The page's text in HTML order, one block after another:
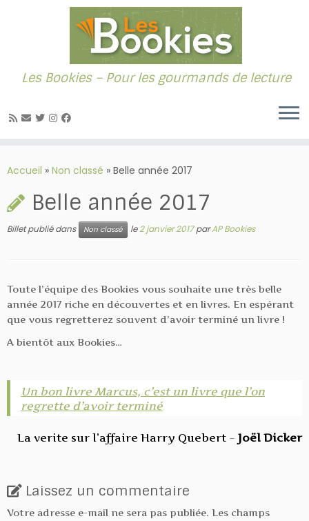
au
Les Bookies – Pour les gourmands de lecture
Accueil » Non classé » Belle année 2017
Belle année 2017
Billet publié dans Non classé le2 janvier 2017parAP Bookies
Toute l’équipe des Bookies vous souhaite une très belle
année 2017 riche en découvertes et en livres. En espérant
que vous regretterez souvent d’avoir terminé un livre !
A bientôt aux Bookies…
Un bon livre Marcus, c’est un livre que l’on
regrette d’avoir terminé
La verite sur l’affaire Harry Quebert – Joël Dicker
Laissez un commentaire
Votre adresse e-mail ne sera pas publiée. Les champs